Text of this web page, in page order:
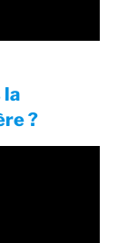
la
?